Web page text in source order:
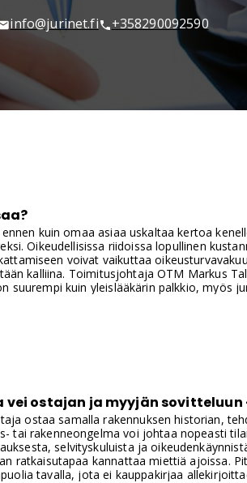
info@jurinet.fi +358290092590
kuin omaa asiaa uskaltaa kertoa
Oikeudellisissa riidoissa lopullinen
voivat vaikuttaa
kalliina. Toimitusjohtaja OTM Markus
suurempi kuin yleislääkärin palkkio, myös
ostajan ja myyjän
ostaa samalla rakennuksen historian,
tai rakenneongelma voi johtaa nopeasti
selvityskuluista ja
ratkaisutapaa kannattaa miettiä ajoissa.
tavalla, jota ei kauppakirjaa